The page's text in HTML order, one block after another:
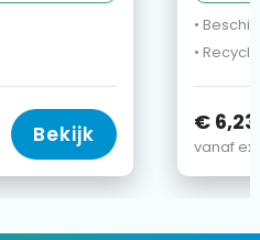
Bekijk
•
•
€ 6,23
vanaf